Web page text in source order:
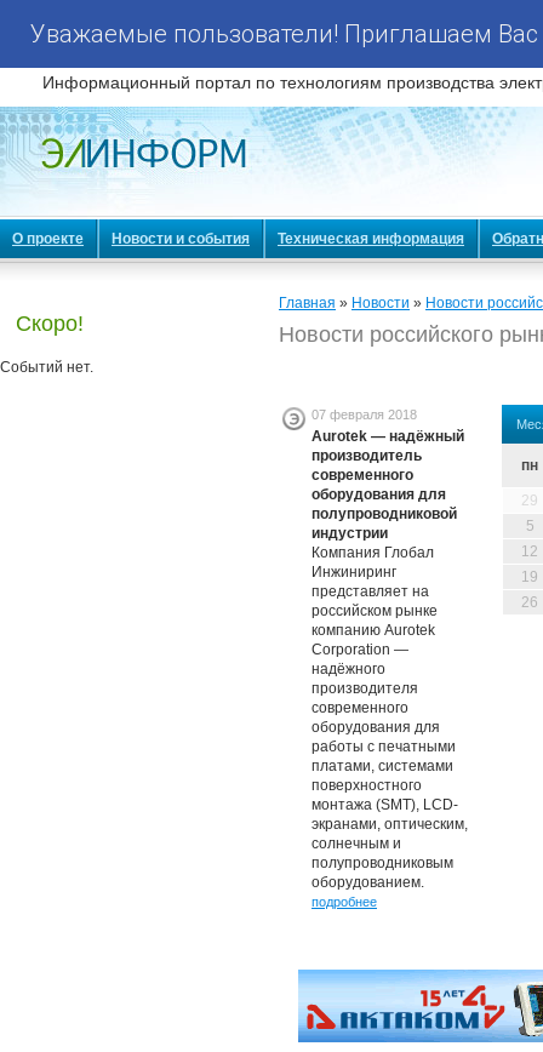
Уважаемые пользователи! Приглашаем
Информационный портал по технологиям производства
О проекте Новости и события Техническая информация
Скоро!
Событий нет.
Главная » Новости » Новости
Новости российского
пн
29
5
12
19
26
07 февраля 2018
Aurotek — надёжный
производитель
современного
оборудования для
полупроводниковой
индустрии
Компания Глобал
Инжиниринг
представляет на
российском рынке
компанию Aurotek
Corporation —
надёжного
производителя
современного
оборудования для
работы с печатными
платами, системами
поверхностного
монтажа (SMT), LCD-
экранами, оптическим,
солнечным и
полупроводниковым
оборудованием.
подробнее